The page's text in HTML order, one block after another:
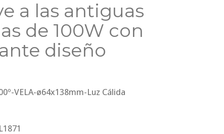
a las antiguas
de 100W con
diseño
VELA-ø64x138mm-Luz Cálida